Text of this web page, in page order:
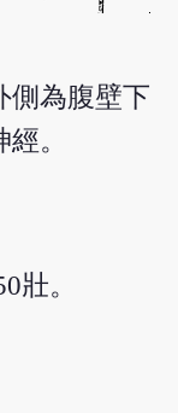
側為腹壁下
。
壯。